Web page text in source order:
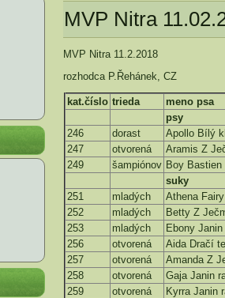
MVP Nitra
MVP Nitra 11.2.2018
rozhodca P.Řehánek, CZ
kat.číslo trieda
meno psa
psy
246
dorast
Apollo Bílý
247
otvorená
Aramis Z
249
šampiónov Boy
suky
251
mladých
Athena
252
mladých
Betty Z
253
mladých
Ebony
256
otvorená
Aida Dračí
257
otvorená
Amanda Z
258
otvorená
Gaja Janin
259
otvorená
Kyrra Janin